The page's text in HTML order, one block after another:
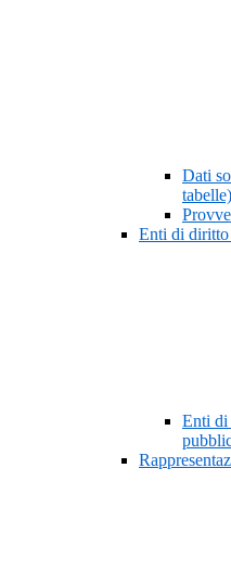
Dati
tabelle)
Enti di
Enti di